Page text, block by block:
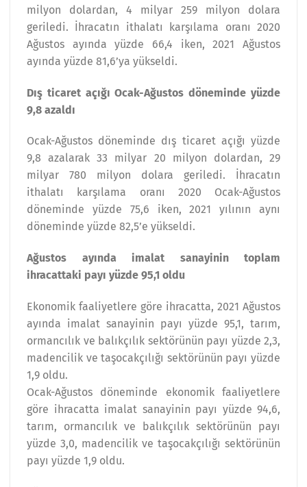
milyon dolardan, 4 milyar 259 milyon dolara
geriledi. İhracatın ithalatı karşılama oranı 2020
Ağustos ayında yüzde 66,4 iken, 2021 Ağustos
ayında yüzde 81,6’ya yükseldi.
Dış ticaret açığı Ocak-Ağustos döneminde yüzde
9,8 azaldı
Ocak-Ağustos döneminde dış ticaret açığı yüzde
9,8 azalarak 33 milyar 20 milyon dolardan, 29
milyar 780 milyon dolara geriledi. İhracatın
ithalatı karşılama oranı 2020 Ocak-Ağustos
döneminde yüzde 75,6 iken, 2021 yılının aynı
döneminde yüzde 82,5’e yükseldi.
Ağustos ayında imalat sanayinin toplam
ihracattaki payı yüzde 95,1 oldu
Ekonomik faaliyetlere göre ihracatta, 2021 Ağustos
ayında imalat sanayinin payı yüzde 95,1, tarım,
ormancılık ve balıkçılık sektörünün payı yüzde 2,3,
madencilik ve taşocakçılığı sektörünün payı yüzde
1,9 oldu.
Ocak-Ağustos döneminde ekonomik faaliyetlere
göre ihracatta imalat sanayinin payı yüzde 94,6,
tarım, ormancılık ve balıkçılık sektörünün payı
yüzde 3,0, madencilik ve taşocakçılığı sektörünün
payı yüzde 1,9 oldu.